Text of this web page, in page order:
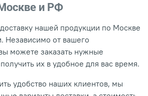
и РФ
нашей продукции по Москве
Независимо от вашего
можете заказать нужные
их в удобное для вас время.
удобство наших клиентов, мы